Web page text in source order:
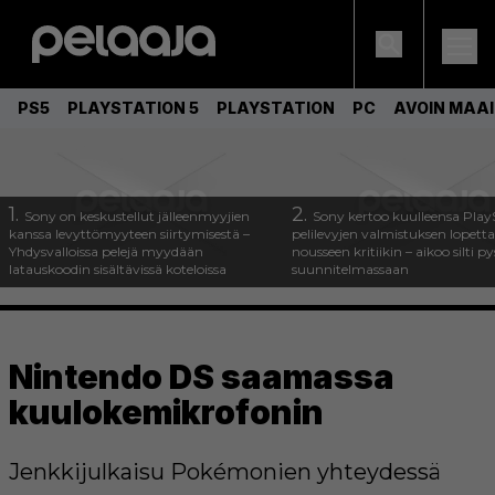
PS5 PLAYSTATION 5 PLAYSTATION PC AVOIN
1. Sony on keskustellut jälleenmyyjien
kanssa levyttömyyteen siirtymisestä –
Yhdysvalloissa pelejä myydään
latauskoodin sisältävissä koteloissa
2. Sony kertoo kuulleensa
pelilevyjen valmistuksen
nousseen kritiikin – aikoo silti
suunnitelmassaan
Nintendo DS saamassa
kuulokemikrofonin
Jenkkijulkaisu Pokémonien yhteydessä